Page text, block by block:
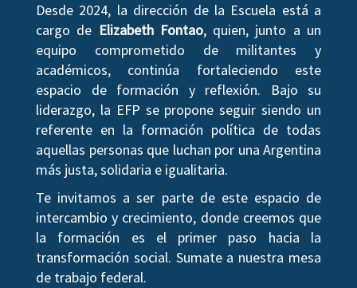
Desde 2024, la dirección de la Escuela está a
cargo de Elizabeth Fontao, quien, junto a un
equipo comprometido de militantes y
académicos, continúa fortaleciendo este
espacio de formación y reflexión. Bajo su
liderazgo, la EFP se propone seguir siendo un
referente en la formación política de todas
aquellas personas que luchan por una Argentina
más justa, solidaria e igualitaria.
Te invitamos a ser parte de este espacio de
intercambio y crecimiento, donde creemos que
la formación es el primer paso hacia la
transformación social. Sumate a nuestra mesa
de trabajo federal.